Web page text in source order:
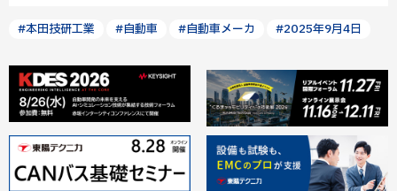
#本田技研工業 #自動車 #自動車メーカ #2025年9月4日